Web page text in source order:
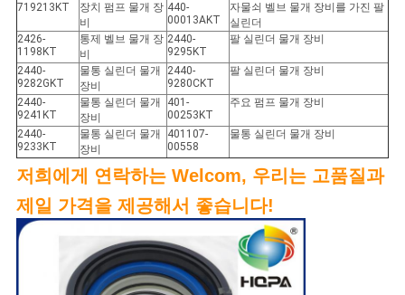
719213KT
장치 펌프 물개 장
비
440-
00013AKT
자물쇠 벨브 물개 장비를 가진 팔
실린더
2426-
1198KT
통제 벨브 물개 장
비
2440-
9295KT
팔 실린더 물개 장비
2440-
9282GKT
물통 실린더 물개
장비
2440-
9280CKT
팔 실린더 물개 장비
2440-
9241KT
물통 실린더 물개
장비
401-
00253KT
주요 펌프 물개 장비
2440-
9233KT
물통 실린더 물개
장비
401107-
00558
물통 실린더 물개 장비
저희에게 연락하는 Welcom, 우리는 고품질과
제일 가격을 제공해서 좋습니다!